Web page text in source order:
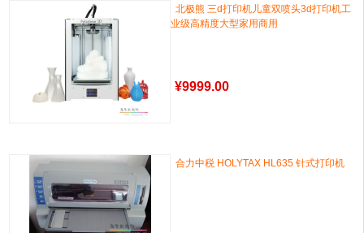
北极熊 三d打印机儿童双喷头3d打印机工
业级高精度大型家用商用
¥9999.00
合力中税 HOLYTAX HL635 针式打印机